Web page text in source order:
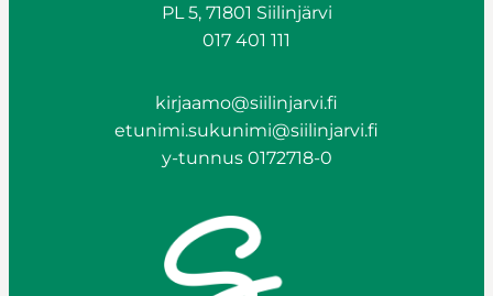
PL 5, 71801 Siilinjärvi
017 401 111
kirjaamo@siilinjarvi.fi
etunimi.sukunimi@siilinjarvi.fi
y-tunnus 0172718-0